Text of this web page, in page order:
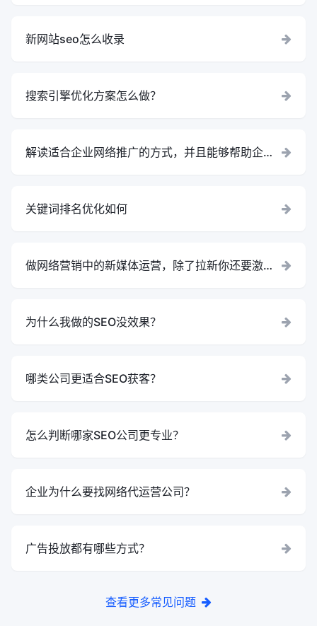
新网站seo怎么收录
搜索引擎优化方案怎么做？
解读适合企业网络推广的方式，并且能够帮助企业
关键词排名优化如何
做网络营销中的新媒体运营，除了拉新你还要激活
为什么我做的SEO没效果？
哪类公司更适合SEO获客？
怎么判断哪家SEO公司更专业？
企业为什么要找网络代运营公司？
广告投放都有哪些方式？
查看更多常见问题